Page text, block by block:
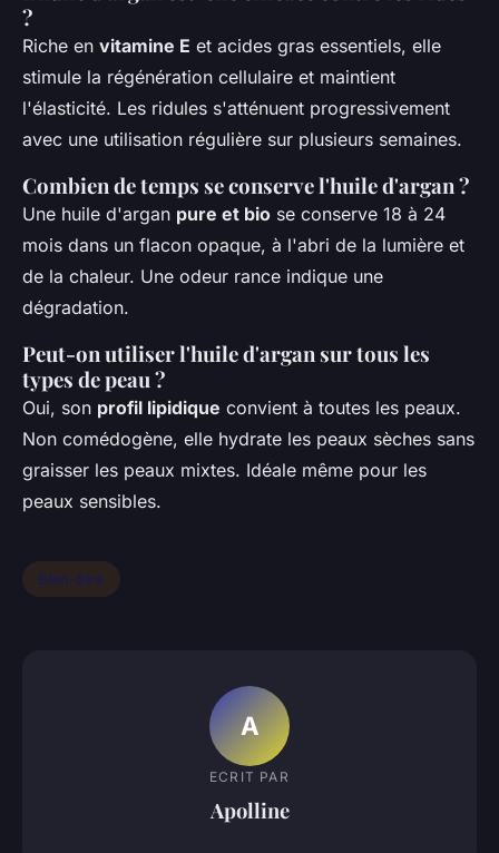
?
Riche en vitamine E et acides gras essentiels, elle
stimule la régénération cellulaire et maintient
l'élasticité. Les ridules s'atténuent progressivement
avec une utilisation régulière sur plusieurs semaines.
Combien de temps se conserve l'huile d'argan ?
Une huile d'argan pure et bio se conserve 18 à 24
mois dans un flacon opaque, à l'abri de la lumière et
de la chaleur. Une odeur rance indique une
dégradation.
Peut-on utiliser l'huile d'argan sur tous les
types de peau ?
Oui, son profil lipidique convient à toutes les peaux.
Non comédogène, elle hydrate les peaux sèches sans
graisser les peaux mixtes. Idéale même pour les
peaux sensibles.
Bien-être
A
ECRIT PAR
Apolline